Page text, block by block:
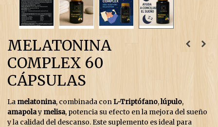
MELATONINA
COMPLEX 60
CÁPSULAS
La melatonina, combinada conL-Triptófano,lúpulo,
amapolay melisa, potencia su efecto en la mejora del sueño
y la calidad del descanso. Este suplemento es ideal para